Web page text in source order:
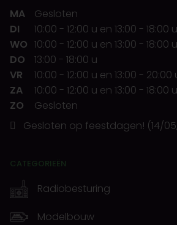
MA
Gesloten
DI
10:00 - 12:00 u en 13:00 - 18:00 u
WO 10:00 - 12:00 u en 13:00 - 18:00 u
DO
13:00 - 18:00 u
VR
10:00 - 12:00 u en 13:00 - 20:00
ZA
10:00 - 12:00 u en 13:00 - 18:00 u
ZO
Gesloten
Gesloten op feestdagen! (14/05,
CATEGORIEËN
Radiobesturing
Modelbouw